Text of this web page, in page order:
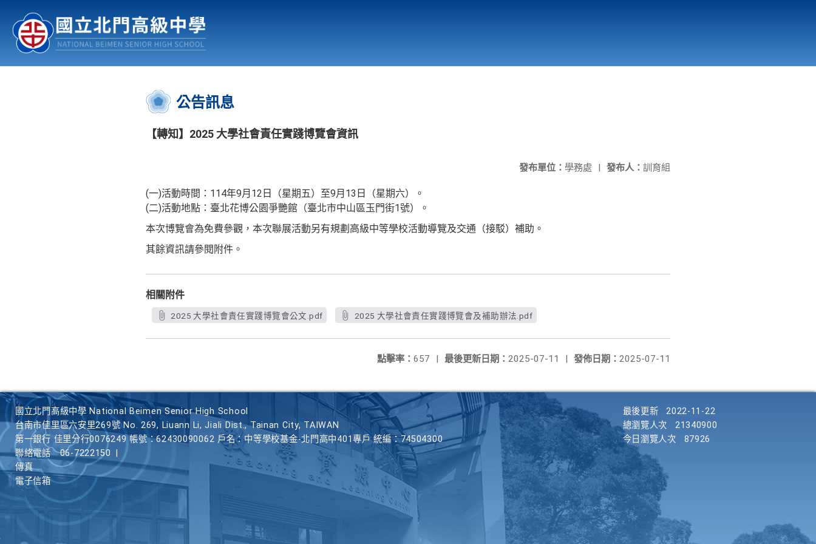
認識北中 行事曆
:::
公告訊息
【轉知】2025 大學社會責任實踐博覽會資訊
發布人： 訓育組
發布單位： 學務處 |
(一)活動時間：114年9月12日（星期五）至9月13日（星期六）。
(二)活動地點：臺北花博公園爭艷館（臺北市中山區玉門街1號）。
本次博覽會為免費參觀，本次聯展活動另有規劃高級中等學校活動導覽及交通（接駁）補助。
其餘資訊請參閱附件。
相關附件
2025 大學社會責任實踐博覽會公文.pdf 2025 大學社會責任實踐博覽會及補助辦法.pdf
發佈日期： 2025-07-11
最後更新日期： 2025-07-11 |
點擊率： 657 |
國立北門高級中學 National Beimen Senior High School
台南市佳里區六安里269號 No. 269, Liuann Li, Jiali Dist., Tainan City, TAIWAN
第一銀行 佳里分行0076249 帳號：62430090062 戶名：中等學校基金-北門高中401專戶 統編：74504300
聯絡電話
06-7222150
傳真
電子信箱
最後更新
2022-11-22
總瀏覽人次
21340900
今日瀏覽人次
87926